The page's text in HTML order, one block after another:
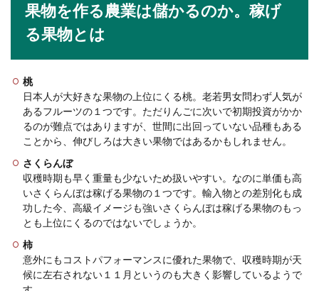
陸上で走り幅跳びの競技をしている人は、自分の
記録を伸ばすことができる練習方法を知りたいと
思いますよね...
休みの日に鳴る電話！仕事関係ならど
うするのか聞いてみた
しい...
果物を作る農業は儲かるのか。稼げ
る果物とは
桃
日本人が大好きな果物の上位にくる桃。老若男女問わず人気が
あるフルーツの１つです。ただりんごに次いで初期投資がかか
るのが難点ではありますが、世間に出回っていない品種もある
ことから、伸びしろは大きい果物ではあるかもしれません。
さくらんぼ
収穫時期も早く重量も少ないため扱いやすい。なのに単価も高
いさくらんぼは稼げる果物の１つです。輸入物との差別化も成
功した今、高級イメージも強いさくらんぼは稼げる果物のもっ
とも上位にくるのではないでしょうか。
柿
意外にもコストパフォーマンスに優れた果物で、収穫時期が天
候に左右されない１１月というのも大きく影響しているようで